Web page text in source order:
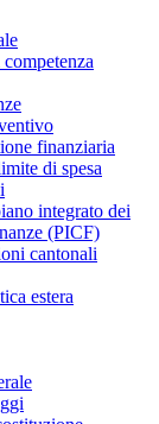
finanziaria
di spesa
integrato dei
(PICF)
cantonali
estera